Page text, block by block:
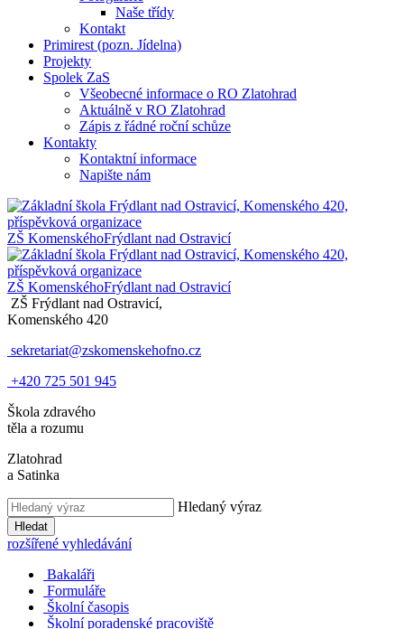
Naše třídy
Kontakt
Primirest (pozn. Jídelna)
Projekty
Spolek ZaS
Všeobecné informace o RO Zlatohrad
Aktuálně v RO Zlatohrad
Zápis z řádné roční schůze
Kontakty
Kontaktní informace
Napište nám
ZŠ KomenskéhoFrýdlant nad Ostravicí
ZŠ KomenskéhoFrýdlant nad Ostravicí
ZŠ Frýdlant nad Ostravicí,
Komenského 420
sekretariat@zskomenskehofno.cz
+420 725 501 945
Škola zdravého
těla a rozumu
Zlatohrad
a Satinka
Hledaný výraz
Hledat
rozšířené vyhledávání
Bakaláři
Formuláře
Školní časopis
Školní poradenské pracoviště